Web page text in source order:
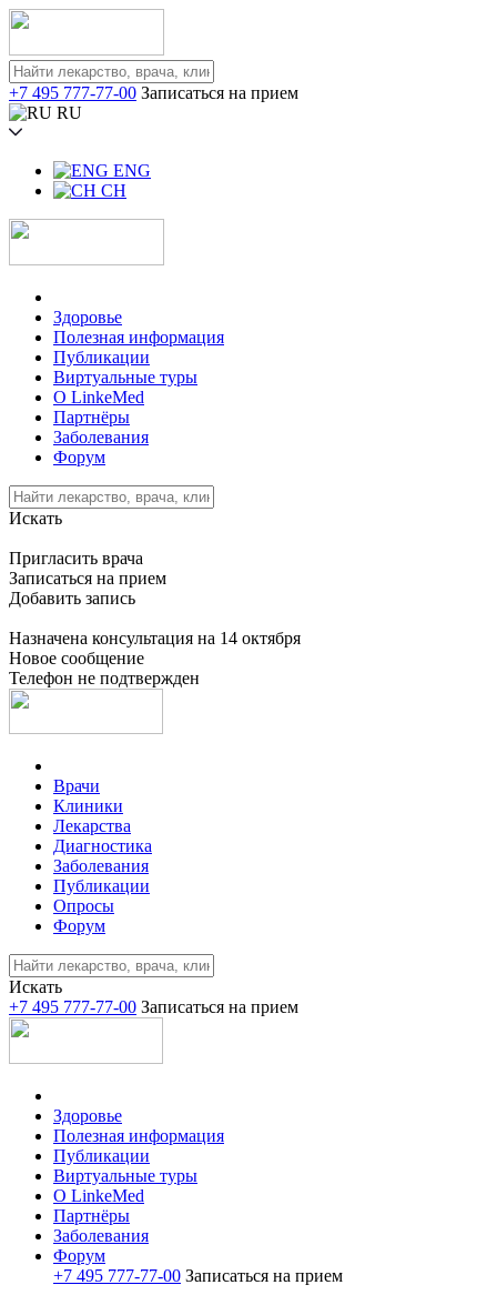
+7 495 777-77-00 Записаться на прием
RU
ENG
CH
Здоровье
Полезная информация
Публикации
Виртуальные туры
О LinkeMed
Партнёры
Заболевания
Форум
Искать
Пригласить врача
Записаться на прием
Добавить запись
Назначена консультация на 14 октября
Новое сообщение
Телефон не подтвержден
Врачи
Клиники
Лекарства
Диагностика
Заболевания
Публикации
Опросы
Форум
Искать
+7 495 777-77-00 Записаться на прием
Здоровье
Полезная информация
Публикации
Виртуальные туры
О LinkeMed
Партнёры
Заболевания
Форум
+7 495 777-77-00 Записаться на прием